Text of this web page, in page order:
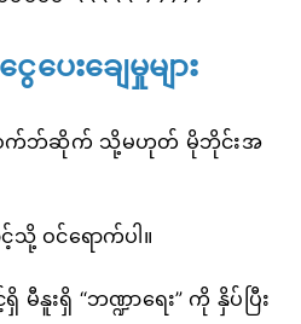
းချေမှုများ
က်ဘ်ဆိုက် သို့မဟုတ် မိုဘိုင်းအ
ဝင်ရောက်ပါ။
နူးရှိ “ဘဏ္ဍာရေး” ကို နှိပ်ပြီး